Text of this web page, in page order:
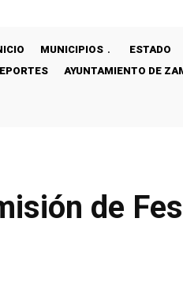
MUNICIPIOS ESTADO
AYUNTAMIENTO DE
de